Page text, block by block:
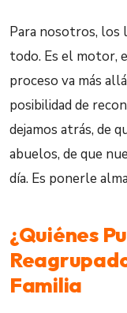
Para nosotros, los
todo. Es el motor,
proceso va más
posibilidad de
dejamos atrás, de
abuelos, de que
día. Es ponerle
¿Quiénes
Familia